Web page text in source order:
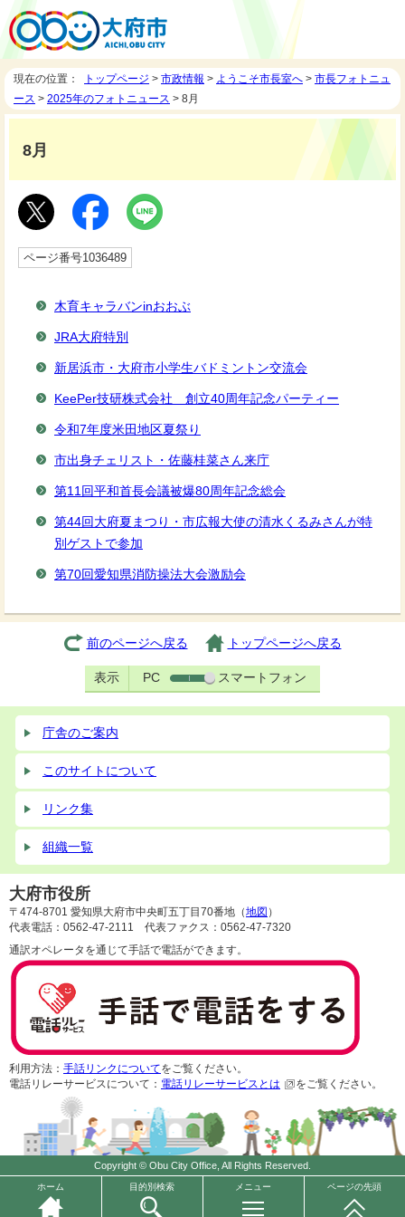
現在の位置： トップページ > 市政情報 > ようこそ市長室へ > 市長フォトニュ
ース > 2025年のフォトニュース > 8月
8月
ページ番号1036489
木育キャラバンinおおぶ
JRA大府特別
新居浜市・大府市小学生バドミントン交流会
KeePer技研株式会社 創立40周年記念パーティー
令和7年度米田地区夏祭り
市出身チェリスト・佐藤桂菜さん来庁
第11回平和首長会議被爆80周年記念総会
第44回大府夏まつり・市広報大使の清水くるみさんが特
別ゲストで参加
第70回愛知県消防操法大会激励会
前のページへ戻る トップページへ戻る
表示 PC スマートフォン
ホーム 目的別検索 メニュー ページの先頭
庁舎のご案内
このサイトについて
リンク集
組織一覧
大府市役所
〒474-8701 愛知県大府市中央町五丁目70番地（地図 ）
代表電話：0562-47-2111 代表ファクス：0562-47-7320
通訳オペレータを通じて手話で電話ができます。
利用方法： 手話リンクについてをご覧ください。
電話リレーサービスについて： 電話リレーサービスとは をご覧ください。
Copyright © Obu City Office, All Rights Reserved.